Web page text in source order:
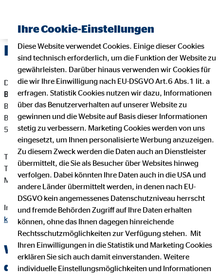
Impressum
Dieser Internetauftritt ist ein Angebot von:
Bernd Kleffmann
Bezirksleiter für die OVB Vermögensberatung AG
Brunebecker Str. 21
58454 Witten
Telefon: +49 2302 800008
Telefax: +49 2302 801480
Mail:kleffmann@ovb.de
Internet:https://www.ovb.de/finanzberater/witten-bernd-
kleffmann.html
Wichtige Kundeninformationen über
den OVB Berater Bernd Kleffmann in
Ihre Cookie-Einstellungen
Diese Website verwendet Cookies. Einige dieser Cookies
sind technisch erforderlich, um die Funktion der Website zu
gewährleisten. Darüber hinaus verwenden wir Cookies für
die wir Ihre Einwilligung nach EU-DSGVO Art.6 Abs.1 lit. a
erfragen. Statistik Cookies nutzen wir dazu, Informationen
über das Benutzerverhalten auf unserer Website zu
gewinnen und die Website auf Basis dieser Informationen
stetig zu verbessern. Marketing Cookies werden von uns
eingesetzt, um Ihnen personalisierte Werbung anzuzeigen.
Zu diesem Zweck werden die Daten auch an Dienstleister
übermittelt, die Sie als Besucher über Websites hinweg
verfolgen. Dabei könnten Ihre Daten auch in die USA und
andere Länder übermittelt werden, in denen nach EU-
DSGVO kein angemessenes Datenschutzniveau herrscht
und fremde Behörden Zugriff auf Ihre Daten erhalten
können, ohne das Ihnen dagegen hinreichende
Rechtsschutzmöglichkeiten zur Verfügung stehen. Mit
Ihren Einwilligungen in die Statistik und Marketing Cookies
erklären Sie sich auch damit einverstanden. Weitere
individuelle Einstellungsmöglichkeiten und Informationen